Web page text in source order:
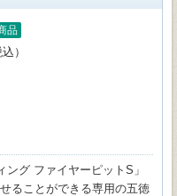
品
）
ング ファイヤーピットS」
ることができる専用の五徳